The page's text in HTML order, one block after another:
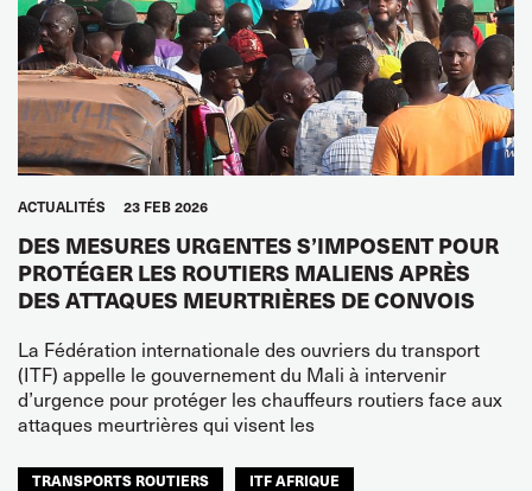
ACTUALITÉS 23 FEB 2026
DES MESURES URGENTES S’IMPOSENT POUR
PROTÉGER LES ROUTIERS MALIENS APRÈS
DES ATTAQUES MEURTRIÈRES DE CONVOIS
La Fédération internationale des ouvriers du transport
(ITF) appelle le gouvernement du Mali à intervenir
d’urgence pour protéger les chauffeurs routiers face aux
attaques meurtrières qui visent les
TRANSPORTS ROUTIERS ITF AFRIQUE